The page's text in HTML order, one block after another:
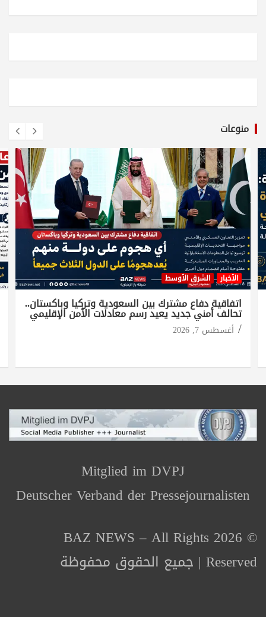
منوعات
الأخبار الشرق الأوسط
اتفاقية دفاع مشترك بين السعودية وتركيا وباكستان..
تحالف أمني جديد يعيد رسم معادلات الأمن الإقليمي
أغسطس 7, 2026
Mitglied im DVPJ
Deutscher Verband der Pressejournalisten
© 2026 BAZ NEWS – All Rights
Reserved | جميع الحقوق محفوظة